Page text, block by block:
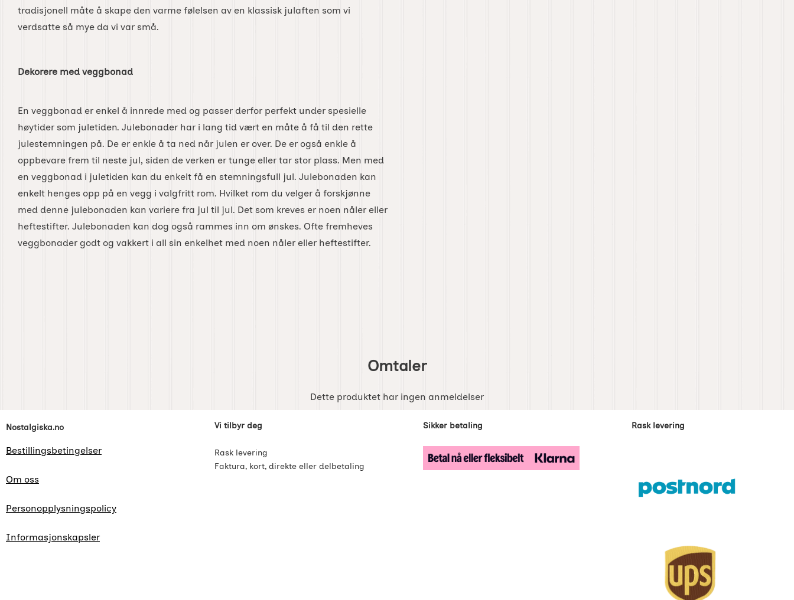
tradisjonell måte å skape den varme følelsen av en klassisk julaften som vi
verdsatte så mye da vi var små.
Dekorere med veggbonad
En veggbonad er enkel å innrede med og passer derfor perfekt under spesielle
høytider som juletiden. Julebonader har i lang tid vært en måte å få til den rette
julestemningen på. De er enkle å ta ned når julen er over. De er også enkle å
oppbevare frem til neste jul, siden de verken er tunge eller tar stor plass. Men med
en veggbonad i juletiden kan du enkelt få en stemningsfull jul. Julebonaden kan
enkelt henges opp på en vegg i valgfritt rom. Hvilket rom du velger å forskjønne
med denne julebonaden kan variere fra jul til jul. Det som kreves er noen nåler eller
heftestifter. Julebonaden kan dog også rammes inn om ønskes. Ofte fremheves
veggbonader godt og vakkert i all sin enkelhet med noen nåler eller heftestifter.
Omtaler
Dette produktet har ingen anmeldelser
Footer-innhold Blandet informasjon og lenker
Nostalgiska.no
Bestillingsbetingelser
Om oss
Personopplysningspolicy
Informasjonskapsler
Vi tilbyr deg
Rask levering
Faktura, kort, direkte eller delbetaling
Sikker betaling Rask levering